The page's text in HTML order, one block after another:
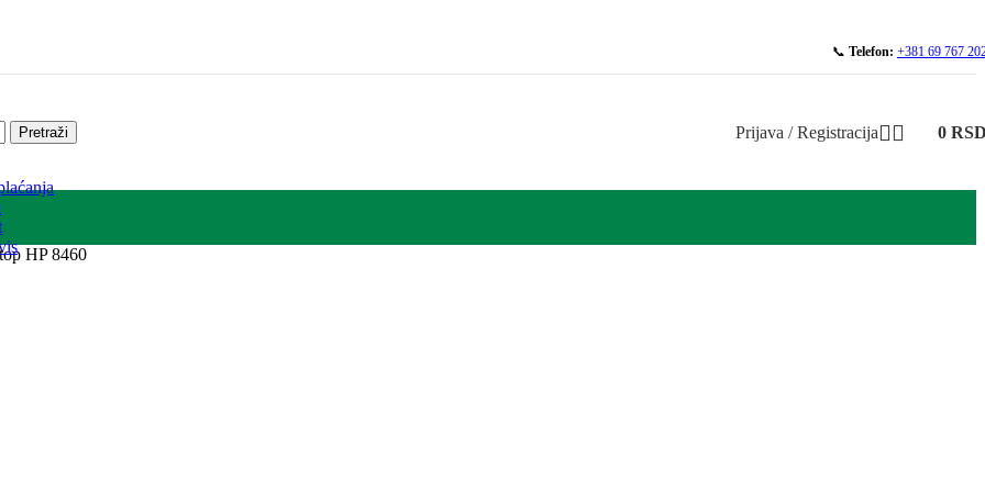
📞 Telefon: +381 69 767
Pretraži Prijava / Registracija 0
HP 8460